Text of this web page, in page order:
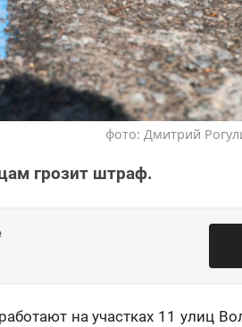
фото: Дмитрий
грозит штраф.
на участках 11 улиц